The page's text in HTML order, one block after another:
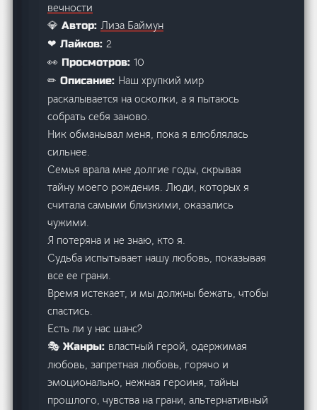
вечности
💎 Автор:Лиза Баймун
❤ Лайков:2
👀 Просмотров:10
✏ Описание: Наш хрупкий мир
раскалывается на осколки, а я пытаюсь
собрать себя заново.
Ник обманывал меня, пока я влюблялась
сильнее.
Семья врала мне долгие годы, скрывая
тайну моего рождения. Люди, которых я
считала самыми близкими, оказались
чужими.
Я потеряна и не знаю, кто я.
Судьба испытывает нашу любовь, показывая
все ее грани.
Время истекает, и мы должны бежать, чтобы
спастись.
Есть ли у нас шанс?
🎭 Жанры: властный герой, одержимая
любовь, запретная любовь, горячо и
эмоционально, нежная героиня, тайны
прошлого, чувства на грани, альтернативный